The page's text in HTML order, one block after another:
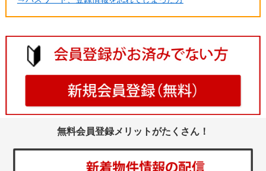
無料会員登録メリットがたくさん！